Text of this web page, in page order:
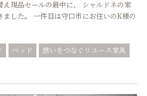
え現品セールの最中に、 シャルドネの家
ました。 一件目は守口市にお住いのK様の
ベッド
想いをつなぐリユース家具